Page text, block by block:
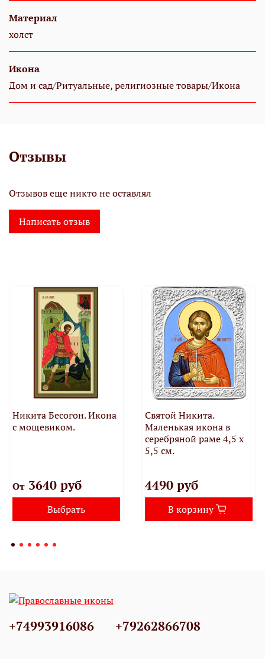
Материал
холст
Икона
Дом и сад/Ритуальные, религиозные товары/Икона
Отзывы
Отзывов еще никто не оставлял
Написать отзыв
Никита Бесогон. Икона
с мощевиком.
От3640 руб
Выбрать
Святой Никита.
Маленькая икона в
серебряной раме 4,5 х
5,5 см.
4490 руб
В корзину
+74993916086 +79262866708